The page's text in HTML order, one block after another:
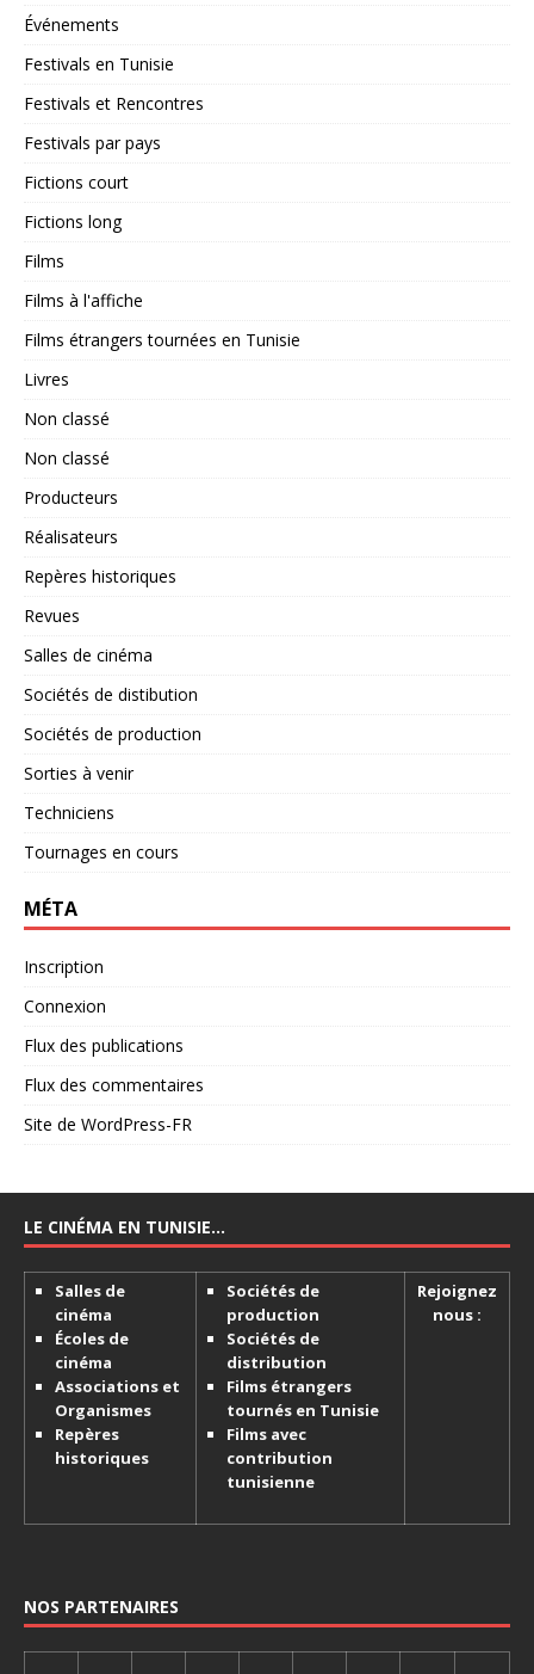
Événements
Festivals en Tunisie
Festivals et Rencontres
Festivals par pays
Fictions court
Fictions long
Films
Films à l'affiche
Films étrangers tournées en Tunisie
Livres
Non classé
Non classé
Producteurs
Réalisateurs
Repères historiques
Revues
Salles de cinéma
Sociétés de distibution
Sociétés de production
Sorties à venir
Techniciens
Tournages en cours
MÉTA
Inscription
Connexion
Flux des publications
Flux des commentaires
Site de WordPress-FR
LE CINÉMA EN TUNISIE…
Salles de
cinéma
Écoles de
cinéma
Associations et
Organismes
Repères
historiques
Sociétés de
production
Sociétés de
distribution
Films étrangers
tournés en Tunisie
Films avec
contribution
tunisienne
Rejoignez
nous :
NOS PARTENAIRES